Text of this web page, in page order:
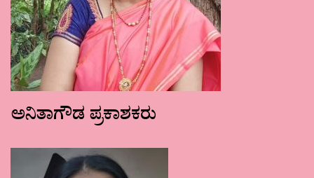
ಅನಿತಾಗೌಡ ಪ್ರಕಾಶಕರು